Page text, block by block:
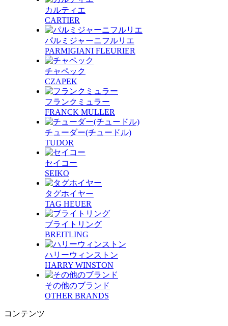
カルティエ
CARTIER
パルミジャーニフルリエ
PARMIGIANI FLEURIER
チャペック
CZAPEK
フランクミュラー
FRANCK MULLER
チューダー(チュードル)
TUDOR
セイコー
SEIKO
タグホイヤー
TAG HEUER
ブライトリング
BREITLING
ハリーウィンストン
HARRY WINSTON
その他のブランド
OTHER BRANDS
コンテンツ